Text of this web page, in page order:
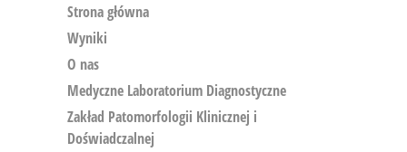
Strona główna
Wyniki
O nas
Medyczne Laboratorium Diagnostyczne
Zakład Patomorfologii Klinicznej i
Doświadczalnej